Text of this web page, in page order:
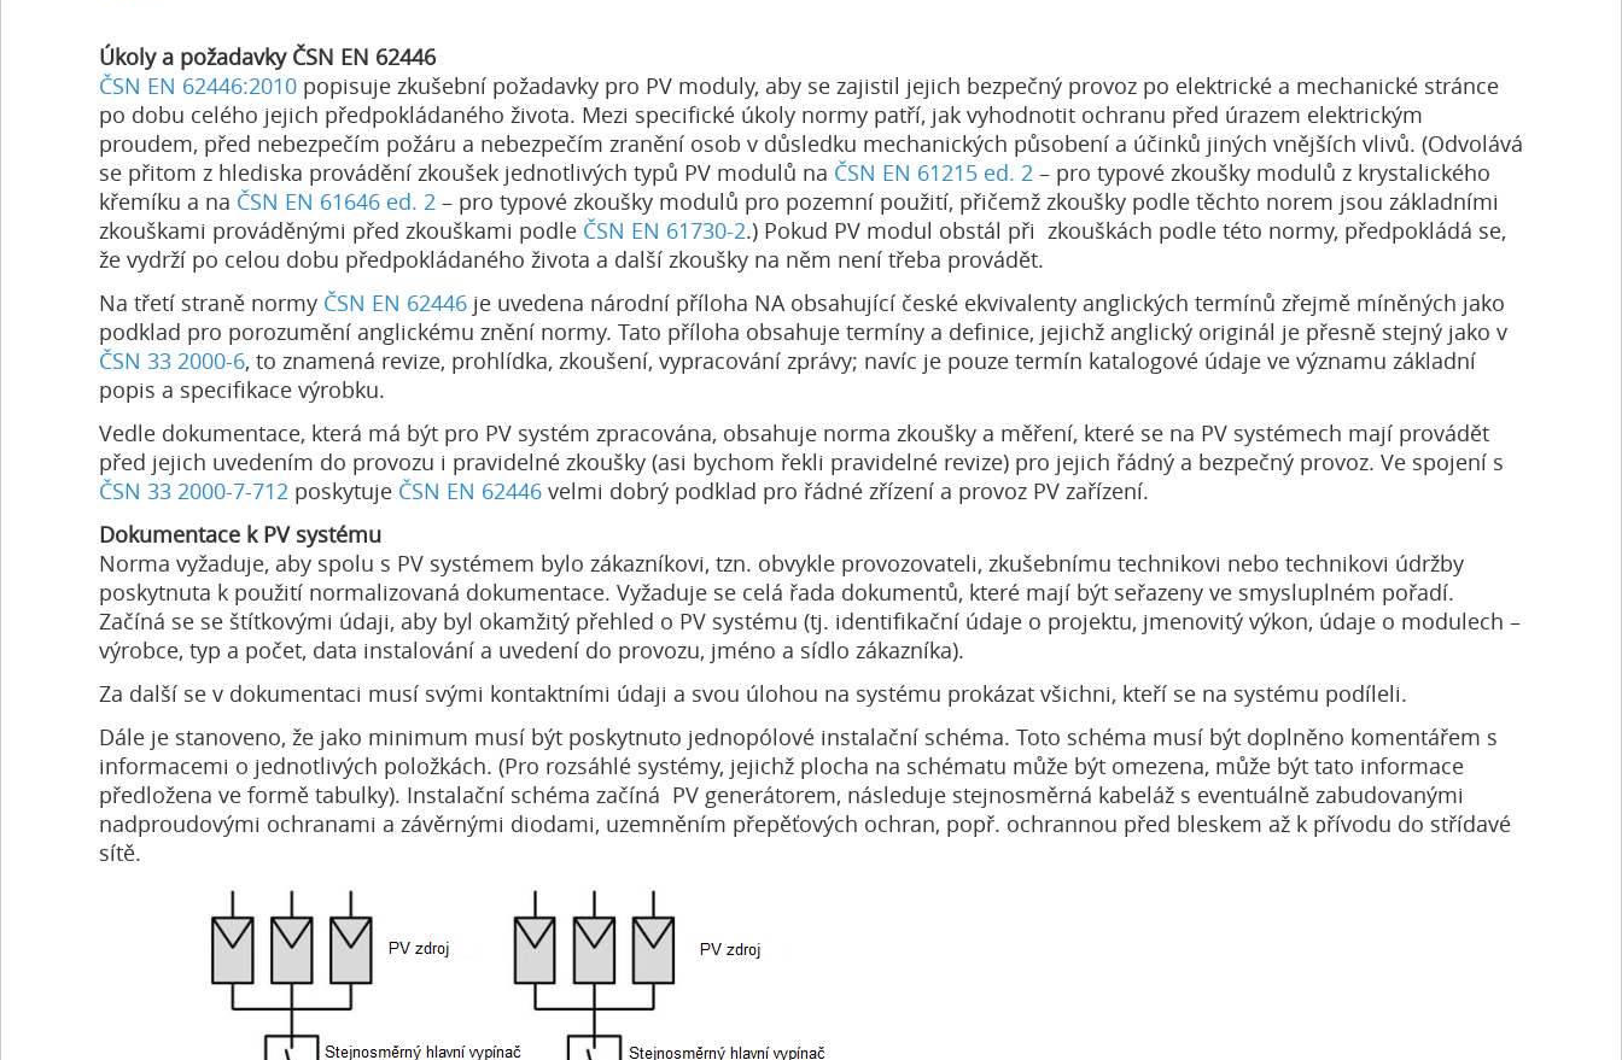
Úkoly a požadavky ČSN EN 62446
ČSN EN 62446:2010popisuje zkušební požadavky pro PV moduly, aby se zajistil jejich bezpečný provoz po elektrické a mechanické stránce
po dobu celého jejich předpokládaného života. Mezi specifické úkoly normy patří, jak vyhodnotit ochranu před úrazem elektrickým
proudem, před nebezpečím požáru a nebezpečím zranění osob v důsledku mechanických působení a účinků jiných vnějších vlivů. (Odvolává
se přitom z hlediska provádění zkoušek jednotlivých typů PV modulů na ČSN EN 61215 ed. 2– pro typové zkoušky modulů z krystalického
křemíku a na ČSN EN 61646 ed. 2– pro typové zkoušky modulů pro pozemní použití, přičemž zkoušky podle těchto norem jsou základními
zkouškami prováděnými před zkouškami podle ČSN EN 61730-2.) Pokud PV modul obstál při zkouškách podle této normy, předpokládá se,
že vydrží po celou dobu předpokládaného života a další zkoušky na něm není třeba provádět.
Na třetí straně normy ČSN EN 62446je uvedena národní příloha NA obsahující české ekvivalenty anglických termínů zřejmě míněných jako
podklad pro porozumění anglickému znění normy. Tato příloha obsahuje termíny a definice, jejichž anglický originál je přesně stejný jako v
ČSN 33 2000-6, to znamená revize, prohlídka, zkoušení, vypracování zprávy; navíc je pouze termín katalogové údaje ve významu základní
popis a specifikace výrobku.
Vedle dokumentace, která má být pro PV systém zpracována, obsahuje norma zkoušky a měření, které se na PV systémech mají provádět
před jejich uvedením do provozu i pravidelné zkoušky (asi bychom řekli pravidelné revize) pro jejich řádný a bezpečný provoz. Ve spojení s
ČSN 33 2000-7-712poskytuje ČSN EN 62446velmi dobrý podklad pro řádné zřízení a provoz PV zařízení.
Dokumentace k PV systému
Norma vyžaduje, aby spolu s PV systémem bylo zákazníkovi, tzn. obvykle provozovateli, zkušebnímu technikovi nebo technikovi údržby
poskytnuta k použití normalizovaná dokumentace. Vyžaduje se celá řada dokumentů, které mají být seřazeny ve smysluplném pořadí.
Začíná se se štítkovými údaji, aby byl okamžitý přehled o PV systému (tj. identifikační údaje o projektu, jmenovitý výkon, údaje o modulech –
výrobce, typ a počet, data instalování a uvedení do provozu, jméno a sídlo zákazníka).
Za další se v dokumentaci musí svými kontaktními údaji a svou úlohou na systému prokázat všichni, kteří se na systému podíleli.
Dále je stanoveno, že jako minimum musí být poskytnuto jednopólové instalační schéma. Toto schéma musí být doplněno komentářem s
informacemi o jednotlivých položkách. (Pro rozsáhlé systémy, jejichž plocha na schématu může být omezena, může být tato informace
předložena ve formě tabulky). Instalační schéma začíná PV generátorem, následuje stejnosměrná kabeláž s eventuálně zabudovanými
nadproudovými ochranami a závěrnými diodami, uzemněním přepěťových ochran, popř. ochrannou před bleskem až k přívodu do střídavé
sítě.